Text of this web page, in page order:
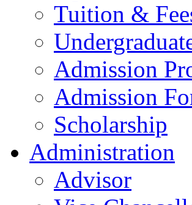
Tuition &
Admission
Admission
Scholarship
Administration
Advisor